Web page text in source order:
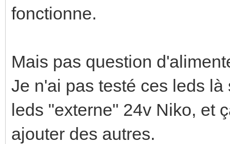
fonctionne.
Mais pas question
Je n'ai pas testé ces leds
leds "externe" 24v Niko, et
ajouter des autres.